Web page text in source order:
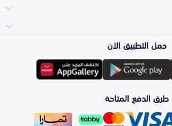
المكائن، القيرات
وملحقاتها
الشمعات
والاصطبات (الاضاءة)
لوازم الرحلات
اكسسوارات العناية
الأكثر مبيعاً
تويوتا
هيونداي
حمل التطبيق الان
طرق الدفع المتاحة